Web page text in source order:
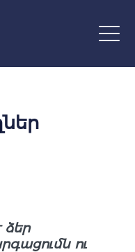
ձեր
ու